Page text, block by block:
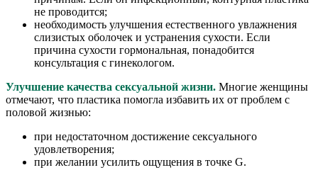
не проводится;
необходимость улучшения естественного увлажнения
слизистых оболочек и устранения сухости. Если
причина сухости гормональная, понадобится
консультация с гинекологом.
Улучшение качества сексуальной жизни. Многие женщины
отмечают, что пластика помогла избавить их от проблем с
половой жизнью:
при недостаточном достижение сексуального
удовлетворения;
при желании усилить ощущения в точке G.